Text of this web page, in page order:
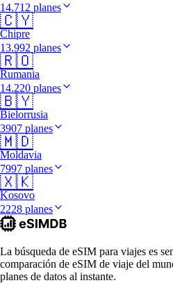
14.712 planes
🇨🇾
Chipre
13.992 planes
🇷🇴
Rumania
14.220 planes
🇧🇾
Bielorrusia
3907 planes
🇲🇩
Moldavia
7997 planes
🇽🇰
Kosovo
2228 planes
La búsqueda de eSIM para viajes es
comparación de eSIM de viaje del
planes de datos al instante.